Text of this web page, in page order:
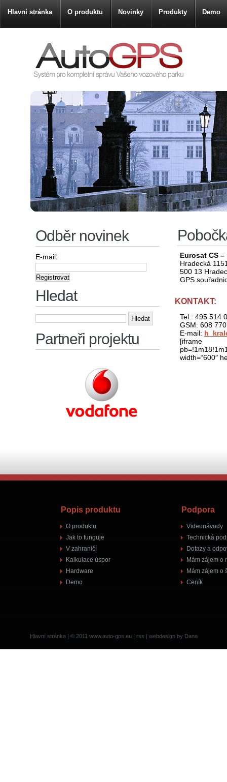
Hlavní stránka O produktu Novinky Produkty Demo
Odběr novinek
E-mail:
Hledat
Vyhledávání
Partneři projektu
Eurosat CS
Hradecká
500 13
GPS
KONTAKT:
Tel.: 495 514
GSM: 608
E-mail:
width=“600″
Popis produktu
O produktu
Jak to funguje
V zahraničí
Kalkulace úspor
Hardware
Demo
Podpora
Videonávody
Technická
Dotazy a
Mám zájem o
Mám zájem o
Ceník
Hlavní stránka | © 2011 www.auto-gps.eu| rss | webdesign by Dana